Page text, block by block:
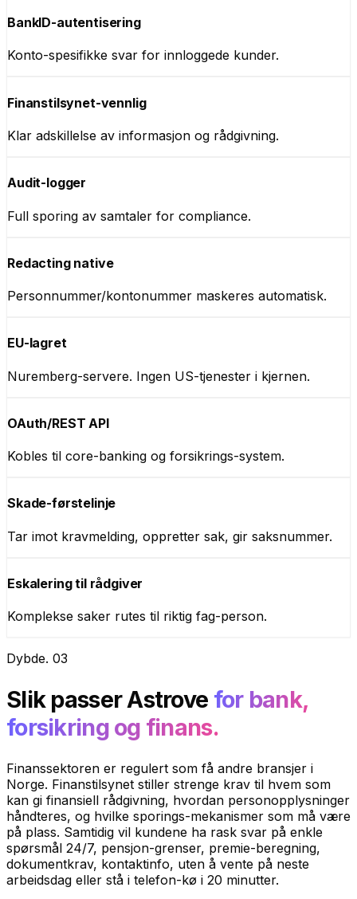
BankID-autentisering
Konto-spesifikke svar for innloggede kunder.
Finanstilsynet-vennlig
Klar adskillelse av informasjon og rådgivning.
Audit-logger
Full sporing av samtaler for compliance.
Redacting native
Personnummer/kontonummer maskeres automatisk.
EU-lagret
Nuremberg-servere. Ingen US-tjenester i kjernen.
OAuth/REST API
Kobles til core-banking og forsikrings-system.
Skade-førstelinje
Tar imot kravmelding, oppretter sak, gir saksnummer.
Eskalering til rådgiver
Komplekse saker rutes til riktig fag-person.
Dybde. 03
Slik passer Astrove for bank,
forsikring og finans.
Finanssektoren er regulert som få andre bransjer i
Norge. Finanstilsynet stiller strenge krav til hvem som
kan gi finansiell rådgivning, hvordan personopplysninger
håndteres, og hvilke sporings-mekanismer som må være
på plass. Samtidig vil kundene ha rask svar på enkle
spørsmål 24/7, pensjon-grenser, premie-beregning,
dokumentkrav, kontaktinfo, uten å vente på neste
arbeidsdag eller stå i telefon-kø i 20 minutter.